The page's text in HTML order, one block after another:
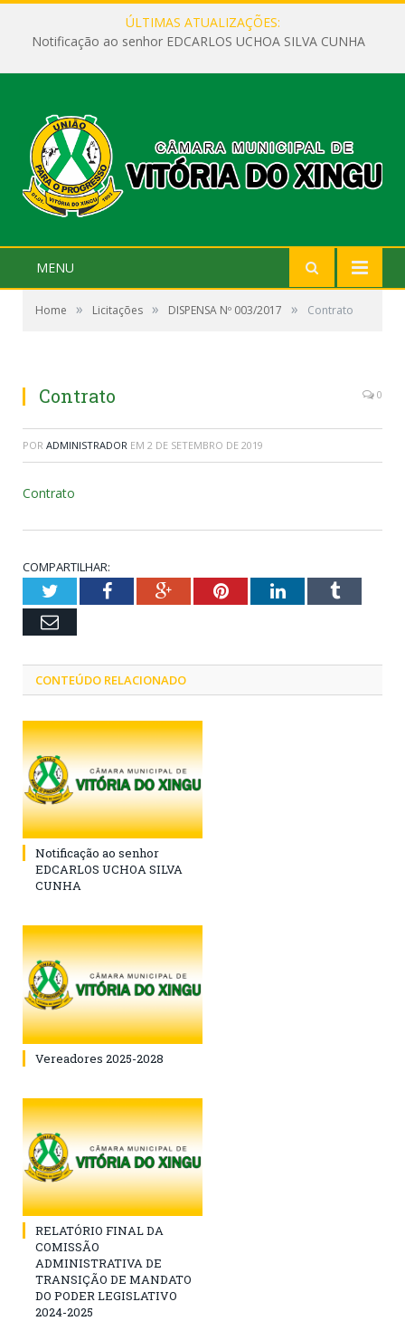
ÚLTIMAS ATUALIZAÇÕES:
Notificação ao senhor EDCARLOS UCHOA SILVA CUNHA
MENU
Home » Licitações » DISPENSA Nº 003/2017 » Contrato
Contrato 0
POR ADMINISTRADOR EM 2 DE SETEMBRO DE 2019
Contrato
COMPARTILHAR:
TwitterFacebookGoogle+PinterestLinkedInTumblr
Email
CONTEÚDO RELACIONADO
Notificação ao senhor
EDCARLOS UCHOA SILVA
CUNHA
Vereadores 2025-2028
RELATÓRIO FINAL DA
COMISSÃO
ADMINISTRATIVA DE
TRANSIÇÃO DE MANDATO
DO PODER LEGISLATIVO
2024-2025